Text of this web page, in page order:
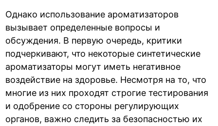
Однако использование ароматизаторов
вызывает определенные вопросы и
обсуждения. В первую очередь, критики
подчеркивают, что некоторые синтетические
ароматизаторы могут иметь негативное
воздействие на здоровье. Несмотря на то, что
многие из них проходят строгие тестирования
и одобрение со стороны регулирующих
органов, важно следить за безопасностью их